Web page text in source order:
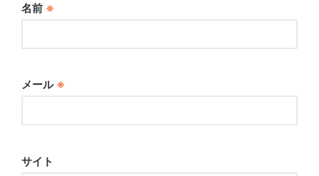
名前 ※
メール ※
サイト